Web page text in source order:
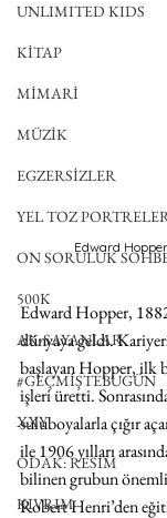
UNLIMITED KIDS
KİTAP
MİMARİ
MÜZİK
EGZERSİZLER
YEL TOZ
ON SORULUK
500K
AK-SAYANLAR
#GEÇMİŞTEBUGÜN
XXY
ODAK: RESİM
KIVRIM
Edward
Edward Hopper,
dünyaya geldi.
başlayan Hopper, ilk
işleri üretti.
suluboyalarla çığır
ile 1906 yılları
bilinen grubun
Robert Henri’den